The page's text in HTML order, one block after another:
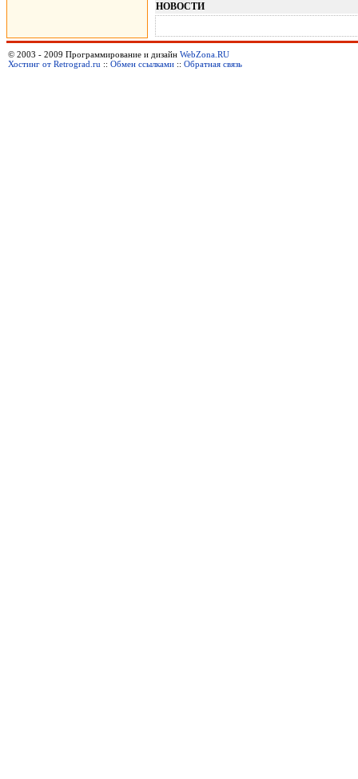
НОВОСТИ
© 2003 - 2009 Программирование и дизайн WebZona.RU
Хостинг от Retrograd.ru :: Обмен ссылками :: Обратная связь